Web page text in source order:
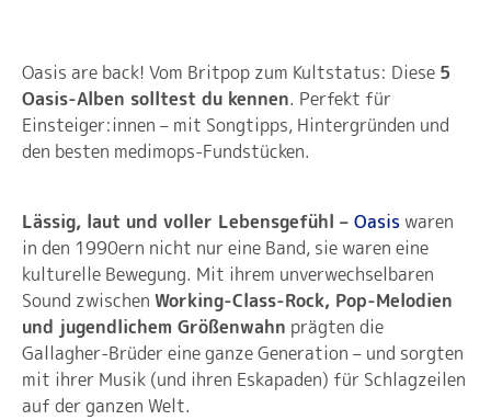
Oasis are back! Vom Britpop zum Kultstatus: Diese 5
Oasis-Alben solltest du kennen. Perfekt für
Einsteiger:innen – mit Songtipps, Hintergründen und
den besten medimops-Fundstücken.
Lässig, laut und voller Lebensgefühl – Oasis waren
in den 1990ern nicht nur eine Band, sie waren eine
kulturelle Bewegung. Mit ihrem unverwechselbaren
Sound zwischen Working-Class-Rock, Pop-Melodien
und jugendlichem Größenwahn prägten die
Gallagher-Brüder eine ganze Generation – und sorgten
mit ihrer Musik (und ihren Eskapaden) für Schlagzeilen
auf der ganzen Welt.